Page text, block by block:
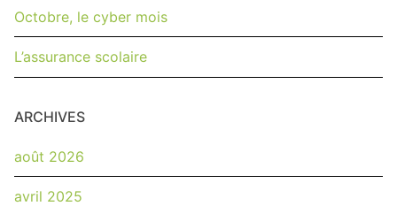
Octobre, le cyber mois
L’assurance scolaire
ARCHIVES
août 2026
avril 2025